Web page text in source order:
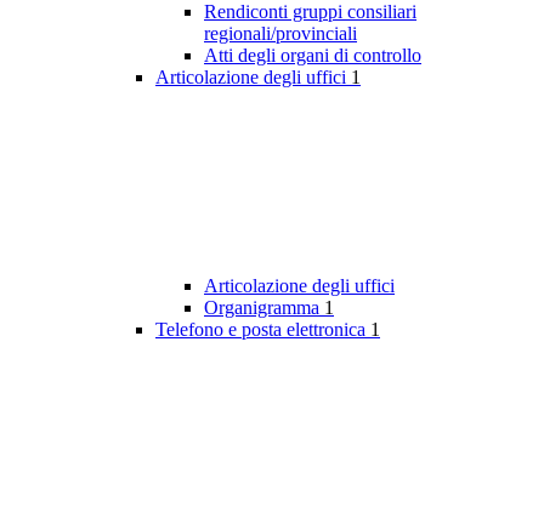
Rendiconti gruppi consiliari
regionali/provinciali
Atti degli organi di controllo
Articolazione degli uffici 1
Articolazione degli uffici
Organigramma 1
Telefono e posta elettronica 1